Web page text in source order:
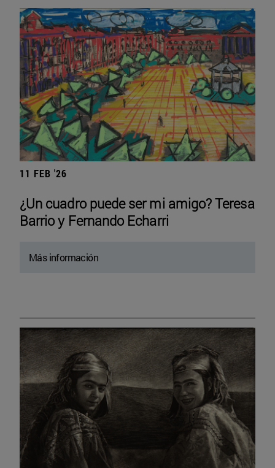
11 FEB '26
¿Un cuadro puede ser mi amigo? Teresa
Barrio y Fernando Echarri
Más información